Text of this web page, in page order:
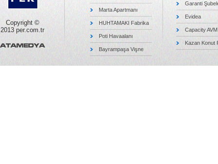
Copyright ©
2013 per.com.tr
Marta Apartmanı
HUHTAMAKI Fabrika
Poti Havaalanı
Bayrampaşa Vişne
Garanti
Evidea
Capacity AVM
Kazan Konut